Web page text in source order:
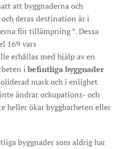
att byggnaderna och
deras destination är i
för tillämpning ”. Dessa
169 vars
erhållas med hjälp av en
i befintliga byggnader
mark och i enlighet
ändrar ockupations- och
heller ökar byggbarheten eller
byggnader som aldrig har